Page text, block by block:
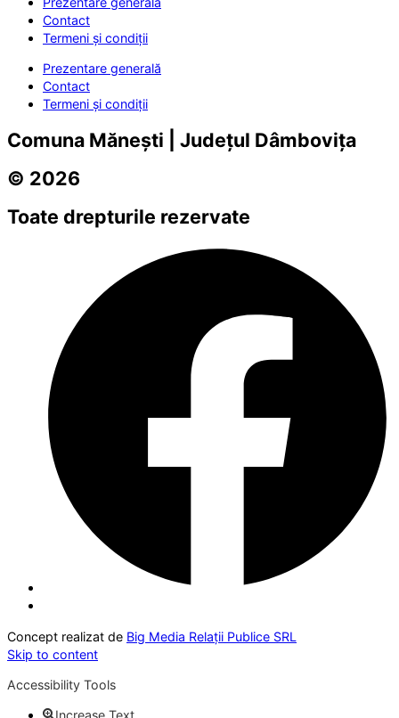
Contact
Termeni și condiții
Prezentare generală
Contact
Termeni și condiții
Comuna Mănești | Județul Dâmbovița
© 2026
Toate drepturile rezervate
Concept realizat de Big Media Relații Publice SRL
Skip to content
Accessibility Tools